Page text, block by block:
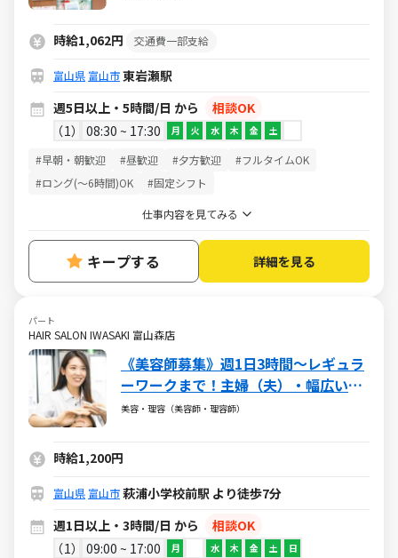
時給1,062円 交通費一部支給
富山県 富山市東岩瀬駅
週5日以上・5時間/日 から
相談OK
1
08:30 ~ 17:30 月 火 水 木 金 土
#早朝・朝歓迎 #昼歓迎 #夕方歓迎
#フルタイムOK
#ロング(～6時間)OK
#固定シフト
仕事内容を見てみる
キープする 詳細を見る
パート
HAIR SALON IWASAKI 富山森店
《美容師募集》週1日3時間～レギュラ
ーワークまで！主婦（夫）・幅広い年
代が活躍しています
美容・理容（美容師・理容師）
時給1,200円
富山県 富山市萩浦小学校前駅 より徒歩7分
週1日以上・3時間/日 から
相談OK
1
09:00 ~ 17:00 月 水 木 金 土 日